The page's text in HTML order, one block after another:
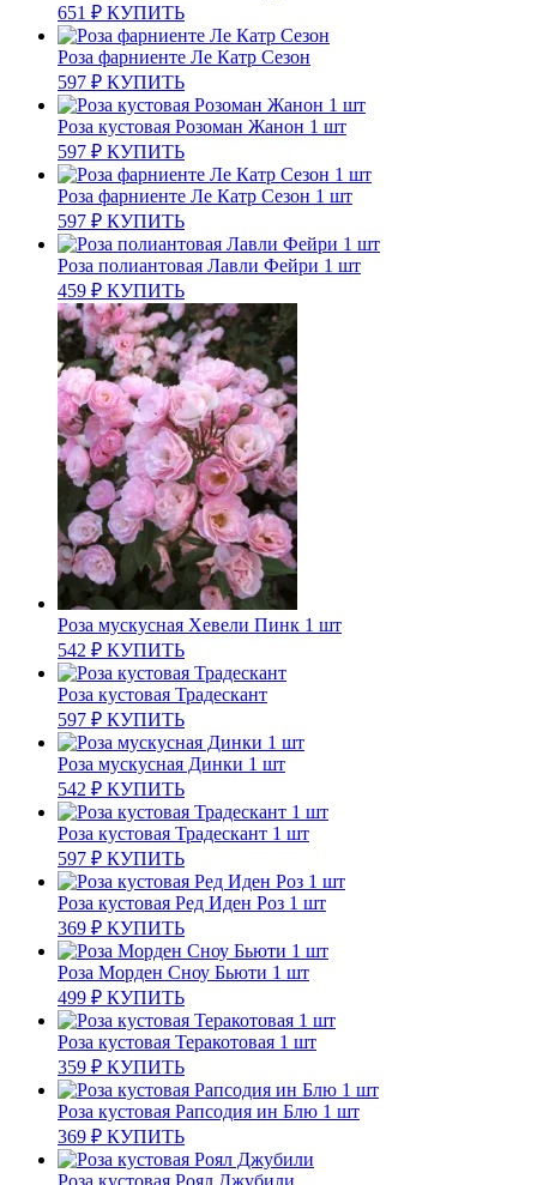
651 ₽ КУПИТЬ
Роза фарниенте Ле Катр Сезон
597 ₽ КУПИТЬ
Роза кустовая Розоман Жанон 1 шт
597 ₽ КУПИТЬ
Роза фарниенте Ле Катр Сезон 1 шт
597 ₽ КУПИТЬ
Роза полиантовая Лавли Фейри 1 шт
459 ₽ КУПИТЬ
Роза мускусная Хевели Пинк 1 шт
542 ₽ КУПИТЬ
Роза кустовая Традескант
597 ₽ КУПИТЬ
Роза мускусная Динки 1 шт
542 ₽ КУПИТЬ
Роза кустовая Традескант 1 шт
597 ₽ КУПИТЬ
Роза кустовая Ред Иден Роз 1 шт
369 ₽ КУПИТЬ
Роза Морден Сноу Бьюти 1 шт
499 ₽ КУПИТЬ
Роза кустовая Теракотовая 1 шт
359 ₽ КУПИТЬ
Роза кустовая Рапсодия ин Блю 1 шт
369 ₽ КУПИТЬ